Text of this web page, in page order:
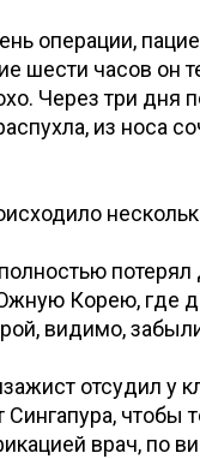
операции,
шести часов он
Через три дня
из носа
Корею, где
видимо,
отсудил у
чтобы
врач, по